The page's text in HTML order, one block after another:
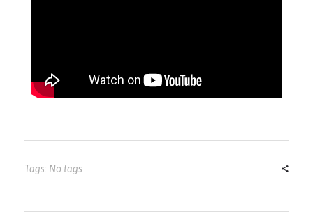
Tags: No tags